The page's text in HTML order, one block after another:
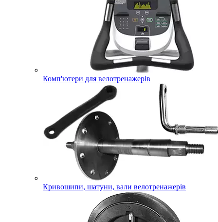
Комп'ютери для велотренажерів
Кривошипи, шатуни, вали велотренажерів